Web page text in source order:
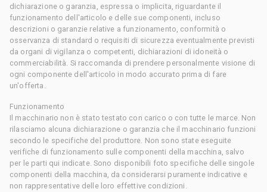
dichiarazione o garanzia, espressa o implicita, riguardante il
funzionamento dell'articolo e delle sue componenti, incluso
descrizioni o garanzie relative a funzionamento, conformità o
osservanza di standard o requisiti di sicurezza eventualmente previsti
da organi di vigilanza o competenti, dichiarazioni di idoneità o
commerciabilità. Si raccomanda di prendere personalmente visione di
ogni componente dell'articolo in modo accurato prima di fare
un'offerta.
Funzionamento
Il macchinario non è stato testato con carico o con tutte le marce. Non
rilasciamo alcuna dichiarazione o garanzia che il macchinario funzioni
secondo le specifiche del produttore. Non sono state eseguite
verifiche di funzionamento sulle componenti della macchina, salvo
per le parti qui indicate. Sono disponibili foto specifiche delle singole
componenti della macchina, da considerarsi puramente indicative e
non rappresentative delle loro effettive condizioni.